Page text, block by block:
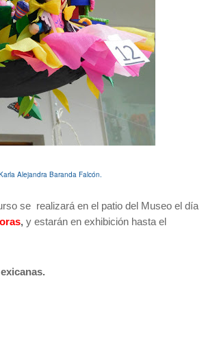
Alejandra Baranda Falcón.
se realizará en el patio del Museo el día
, y estarán en exhibición hasta el